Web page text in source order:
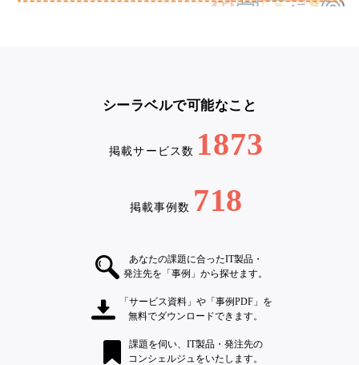
シーラベルで可能なこと
掲載サービス数 1873
掲載事例数 718
あなたの課題に合ったIT製品・
発注先を「事例」から探せます。
「サービス資料」や「事例PDF」を
無料でダウンロードできます。
課題を伺い、IT製品・発注先の
コンシェルジュをいたします。